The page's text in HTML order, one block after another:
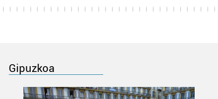
Gipuzkoa